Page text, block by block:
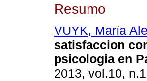
Resumo
VUYK, María
satisfaccion
psicologia en
2013, vol.10,